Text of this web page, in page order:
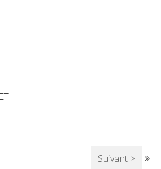
Suivant >